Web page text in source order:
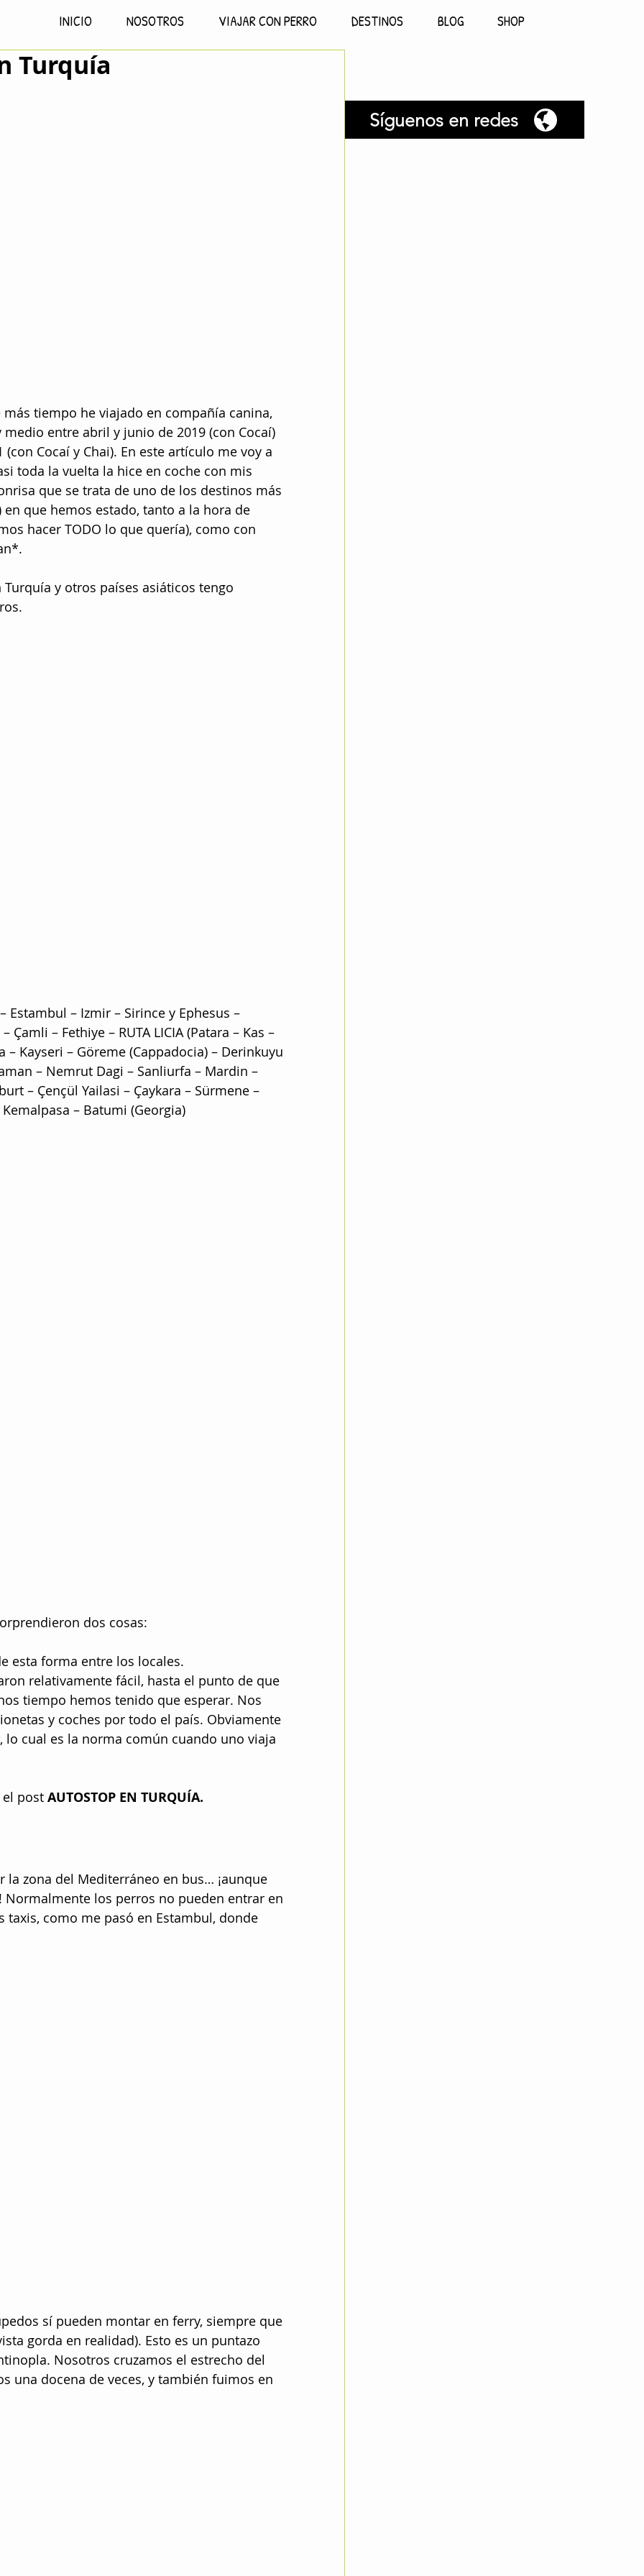
INICIO NOSOTROS VIAJAR CON PERRO DESTINOS BLOG SHOP
Turquía
tiempo he viajado en compañía canina,
entre abril y junio de 2019 (con Cocaí)
Cocaí y Chai). En este artículo me voy a
toda la vuelta la hice en coche con mis
que se trata de uno de los destinos más
que hemos estado, tanto a la hora de
hacer TODO lo que quería), como con
y otros países asiáticos tengo
Estambul – Izmir – Sirince y Ephesus –
Çamli – Fethiye – RUTA LICIA (Patara – Kas –
– Kayseri – Göreme (Cappadocia) – Derinkuyu
– Nemrut Dagi – Sanliurfa – Mardin –
– Çençül Yailasi – Çaykara – Sürmene –
– Batumi (Georgia)
dos cosas:
esta forma entre los locales.
relativamente fácil, hasta el punto de que
tiempo hemos tenido que esperar. Nos
y coches por todo el país. Obviamente
cual es la norma común cuando uno viaja
el post AUTOSTOP EN TURQUÍA.
zona del Mediterráneo en bus… ¡aunque
Normalmente los perros no pueden entrar en
como me pasó en Estambul, donde
sí pueden montar en ferry, siempre que
gorda en realidad). Esto es un puntazo
Nosotros cruzamos el estrecho del
una docena de veces, y también fuimos en
Síguenos en redes